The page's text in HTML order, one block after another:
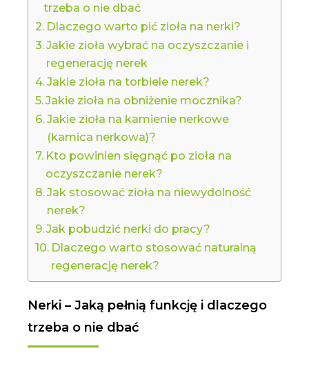
trzeba o nie dbać
Dlaczego warto pić zioła na nerki?
Jakie zioła wybrać na oczyszczanie i
regenerację nerek
Jakie zioła na torbiele nerek?
Jakie zioła na obniżenie mocznika?
Jakie zioła na kamienie nerkowe
(kamica nerkowa)?
Kto powinien sięgnąć po zioła na
oczyszczanie nerek?
Jak stosować zioła na niewydolność
nerek?
Jak pobudzić nerki do pracy?
Dlaczego warto stosować naturalną
regenerację nerek?
Nerki – Jaką pełnią funkcję i dlaczego
trzeba o nie dbać